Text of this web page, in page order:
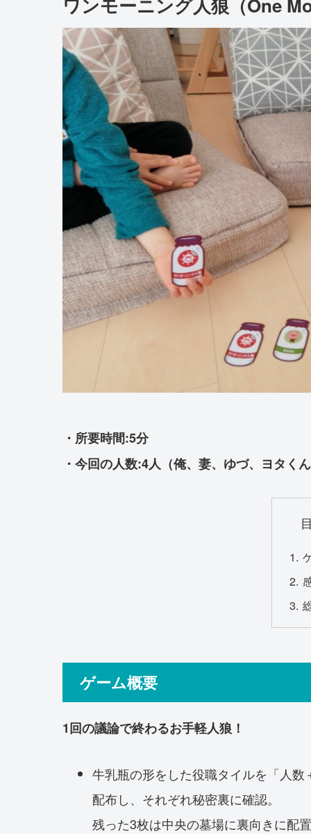
ワンモーニング人狼（One
・所要時間:5分
・今回の人数:4人（俺、妻、ゆづ、ヨタく
ゲーム概要
1回の議論で終わるお手軽人狼！
牛乳瓶の形をした役職タイルを「人
配布し、それぞれ秘密裏に確認。
残った3枚は中央の墓場に裏向きに配